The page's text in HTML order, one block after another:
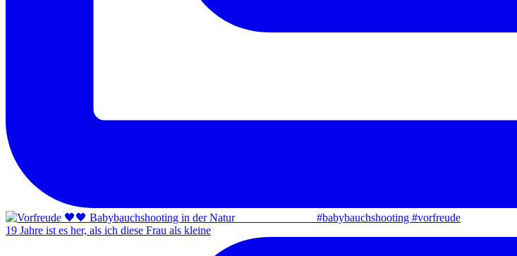
19 Jahre ist es her, als ich diese Frau als kleine